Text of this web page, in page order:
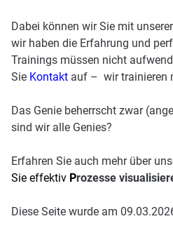
Dabei können wir Sie mit
wir haben die Erfahrung und
Trainings müssen nicht
Sie Kontaktauf – wir trainieren
Das Genie beherrscht zwar
sind wir alle Genies?
Erfahren Sie auch mehr über
Sie effektiv Prozesse
Diese Seite wurde am